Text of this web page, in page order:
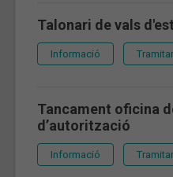
Talonari de vals
Informació
Tancament oficina
d’autorització
Informació